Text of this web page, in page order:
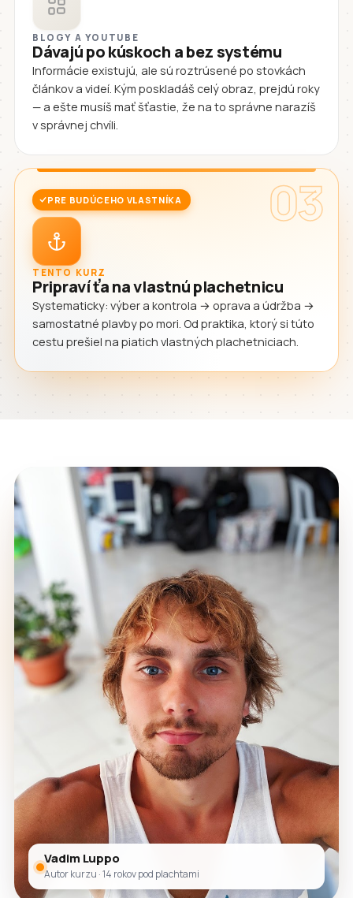
BLOGY A YOUTUBE
Dávajú po kúskoch a bez systému
Informácie existujú, ale sú roztrúsené po stovkách
článkov a videí. Kým poskladáš celý obraz, prejdú roky
— a ešte musíš mať šťastie, že na to správne narazíš
v správnej chvíli.
03
PRE BUDÚCEHO VLASTNÍKA
TENTO KURZ
Pripraví ťa na vlastnú plachetnicu
Systematicky: výber a kontrola → oprava a údržba →
samostatné plavby po mori. Od praktika, ktorý si túto
cestu prešiel na piatich vlastných plachetniciach.
Vadim Luppo
Autor kurzu · 14 rokov pod plachtami